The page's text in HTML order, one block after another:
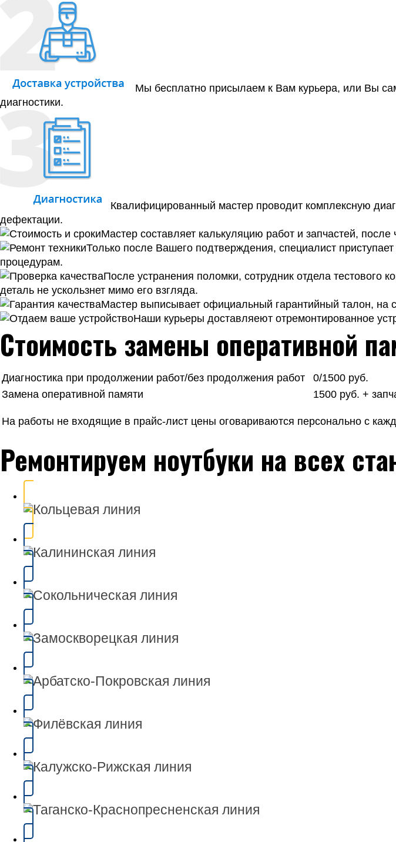
Мы бесплатно присылаем к Вам курьера, или Вы
диагностики.
Квалифицированный мастер проводит комплексную
дефектации.
Мастер составляет калькуляцию работ и запчастей,
Только после Вашего подтверждения, специалист
процедурам.
После устранения поломки, сотрудник отдела тестового
деталь не ускользнет мимо его взгляда.
Мастер выписывает официальный гарантийный талон, на
Наши курьеры доставляеют отремонтированное
Стоимость замены оперативной
Диагностика при продолжении работ/без продолжения работ 0/1500 руб.
Замена оперативной памяти
1500 руб. +
На работы не входящие в прайс-лист цены оговариваются персонально с
Ремонтируем ноутбуки на всех